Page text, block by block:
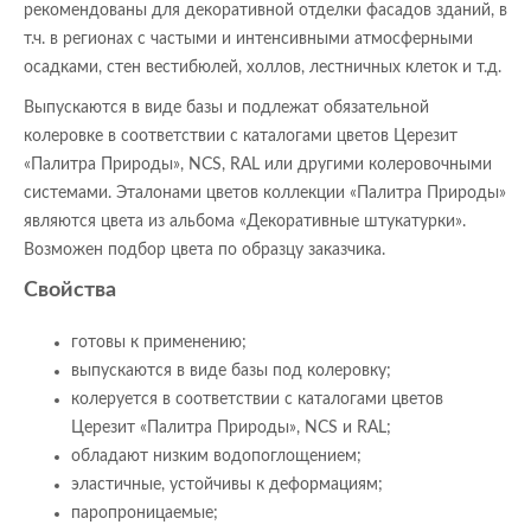
рекомендованы для декоративной отделки фасадов зданий, в
т.ч. в регионах с частыми и интенсивными атмосферными
осадками, стен вестибюлей, холлов, лестничных клеток и т.д.
Выпускаются в виде базы и подлежат обязательной
колеровке в соответствии с каталогами цветов Церезит
«Палитра Природы», NCS, RAL или другими колеровочными
системами. Эталонами цветов коллекции «Палитра Природы»
являются цвета из альбома «Декоративные штукатурки».
Возможен подбор цвета по образцу заказчика.
Свойства
готовы к применению;
выпускаются в виде базы под колеровку;
колеруется в соответствии с каталогами цветов
Церезит «Палитра Природы», NCS и RAL;
обладают низким водопоглощением;
эластичные, устойчивы к деформациям;
паропроницаемые;